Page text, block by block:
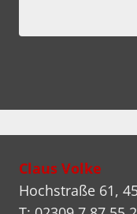
Claus Volke
Hochstraße 61,